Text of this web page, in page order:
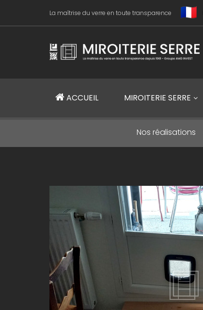
La maîtrise du verre en toute transparence
ACCUEIL MIROITERIE SERRE
Nos réalisations